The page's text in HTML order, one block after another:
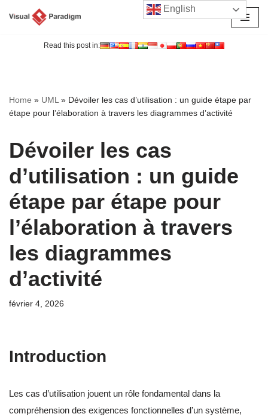
Read this post in:
Home » UML» Dévoiler les cas d’utilisation : un guide étape par
étape pour l’élaboration à travers les diagrammes d’activité
Dévoiler les cas
d’utilisation : un guide
étape par étape pour
l’élaboration à travers
les diagrammes
d’activité
février 4, 2026
Introduction
Les cas d’utilisation jouent un rôle fondamental dans la
compréhension des exigences fonctionnelles d’un système,
English